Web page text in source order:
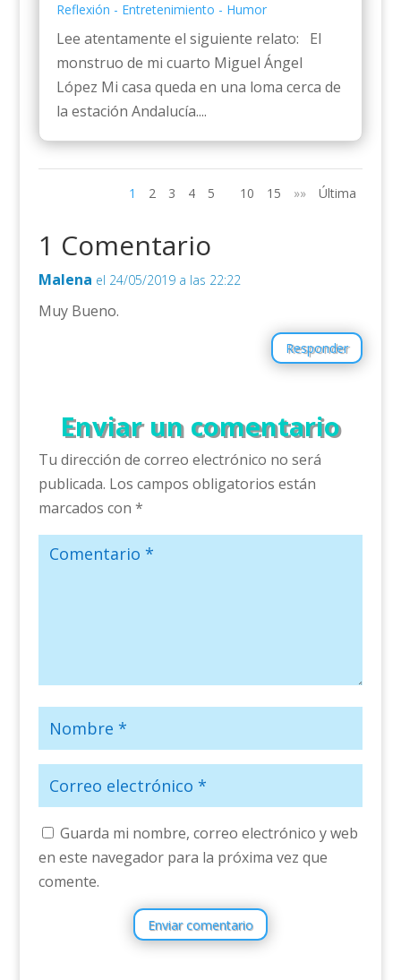
Reflexión - Entretenimiento - Humor
Lee atentamente el siguiente relato: El
monstruo de mi cuarto Miguel Ángel
López Mi casa queda en una loma cerca de
la estación Andalucía....
1 2 3 4 5 10 15 »» Última
1 Comentario
Malena el 24/05/2019 a las 22:22
Muy Bueno.
Responder
Enviar un comentario
Tu dirección de correo electrónico no será
publicada. Los campos obligatorios están
marcados con *
Guarda mi nombre, correo electrónico y web
en este navegador para la próxima vez que
comente.
Enviar comentario